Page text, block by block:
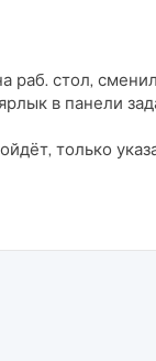
раб. стол,
в панели
только